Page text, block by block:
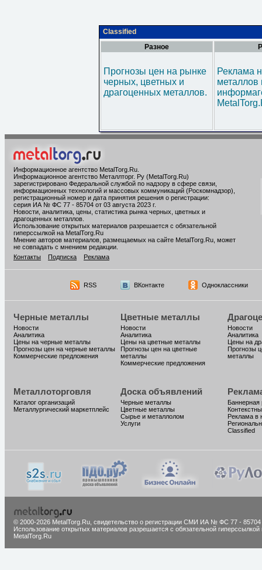
Classified
Разное
Прогнозы цен на рынке
черных, цветных и
драгоценных металлов.
Реклама
металлов
Информационное агентство MetalTorg.Ru
Информационное агентство Металлторг. Ру (MetalTorg.Ru)
зарегистрировано Федеральной службой по надзору в сфере связи,
информационных технологий и массовых коммуникаций (Роскомнадзор),
регистрационный номер и дата принятия решения о регистрации:
серия ИА № ФС 77 - 85704 от 03 августа 2023 г.
Новости, аналитика, цены, статистика рынка черных, цветных и
драгоценных металлов.
Использование открытых материалов разрешается с обязательной
гиперссылкой на MetalTorg.Ru
Мнение авторов материалов, размещаемых на сайте MetalTorg.Ru, может
не совпадать с мнением редакции.
Контакты
Подписка Реклама
RSS ВКонтакте Одноклассники
Черные металлы
Новости
Аналитика
Цены на черные металлы
Прогнозы цен на черные металлы
Коммерческие предложения
Цветные металлы
Новости
Аналитика
Цены на цветные металлы
Прогнозы цен на цветные
металлы
Коммерческие предложения
Новости
Аналитика
Цены на
Прогнозы
металлы
Металлоторговля
Каталог организаций
Металлургический маркетплейс
Доска объявлений
Черные металлы
Цветные металлы
Сырье и металлолом
Услуги
Баннерная
Реклама в
Classified
© 2000-2026 MetalTorg.Ru, cвидетельство о регистрации СМИ ИА № ФС 77 - 85704
Использование открытых материалов разрешается с обязательной гиперссылкой
MetalTorg.Ru